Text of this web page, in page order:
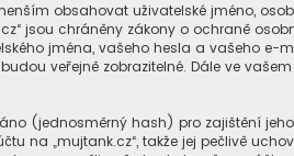
obsahovat uživatelské jméno,
jsou chráněny zákony o ochraně
jména, vašeho hesla a vašeho e-
veřejně zobrazitelné. Dále ve
(jednosměrný hash) pro zajištění
na „mujtank.cz“, takže jej pečlivě